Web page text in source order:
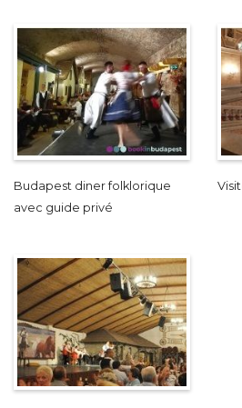
Budapest diner folklorique
avec guide privé